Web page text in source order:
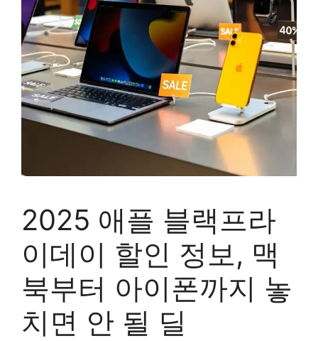
2025 애플 블랙프라
이데이 할인 정보, 맥
북부터 아이폰까지 놓
치면 안 될 딜